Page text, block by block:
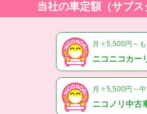
当社の車定額（サブ
月々5,500円～も
ニコニコカー
月々5,500円～
ニコノリ中古